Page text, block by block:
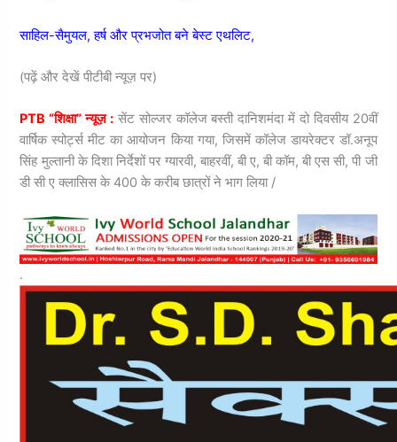
साहिल-सैमुयल, हर्ष और प्रभजोत बने बेस्ट एथलिट,
(पढ़ें और देखें पीटीबी न्यूज़ पर)
PTB “शिक्षा” न्यूज़ : सेंट सोल्जर कॉलेज बस्ती दानिशमंदा में दो दिवसीय 20वीं
वार्षिक स्पोर्ट्स मीट का आयोजन किया गया, जिसमें कॉलेज डायरेक्टर डॉ.अनूप
सिंह मुल्तानी के दिशा निर्देशों पर ग्यारवी, बाहरवीं, बी ए, बी कॉम, बी एस सी, पी जी
डी सी ए क्लासिस के 400 के करीब छात्रों ने भाग लिया /
.